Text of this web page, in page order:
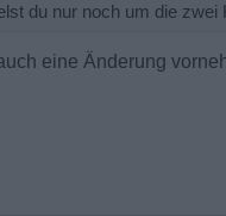
du nur noch um die zwei
eine Änderung